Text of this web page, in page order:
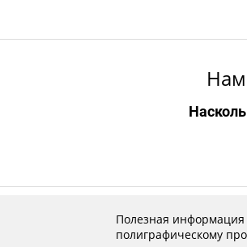
Полезная информация
полиграфическому